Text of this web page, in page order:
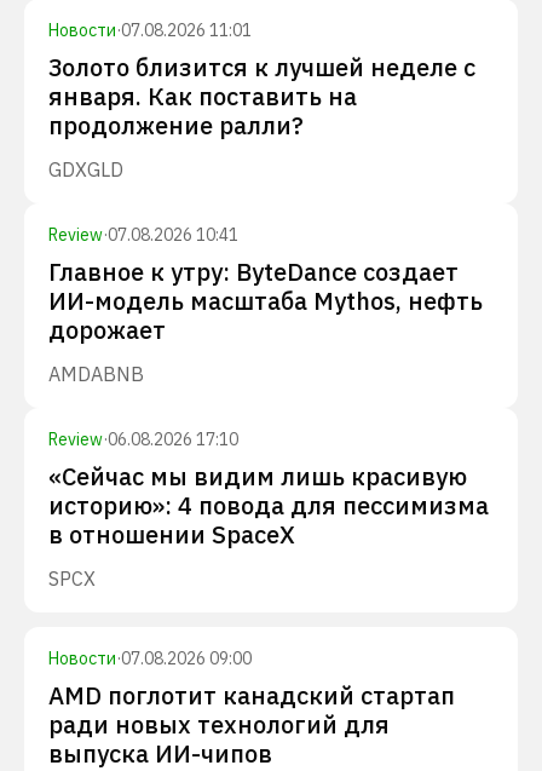
Новости·07.08.2026 11:01
Золото близится к лучшей неделе с
января. Как поставить на
продолжение ралли?
GDXGLD
Review·07.08.2026 10:41
Главное к утру: ByteDance создает
ИИ-модель масштаба Mythos, нефть
дорожает
AMDABNB
Review·06.08.2026 17:10
«Сейчас мы видим лишь красивую
историю»: 4 повода для пессимизма
в отношении SpaceX
SPCX
Новости·07.08.2026 09:00
AMD поглотит канадский стартап
ради новых технологий для
выпуска ИИ-чипов